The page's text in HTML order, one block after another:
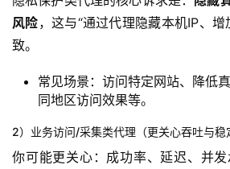
风险，这与“通过代理隐藏本机IP、
致。
常见场景：访问特定网站、降低
同地区访问效果等。
2）业务访问/采集类代理（更关心吞吐与稳
你可能更关心：成功率、延迟、并